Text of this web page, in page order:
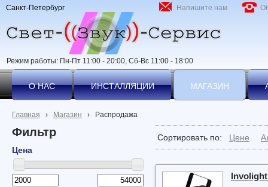
Режим работы: Пн-Пт 11:00 - 20:00, Сб-Вс 11:00 - 18:00
Напишите нам
Санкт-Петербург
О НАС ИНСТАЛЛЯЦИИ МАГАЗИН
Главная › Магазин › Распродажа
Фильтр
Цена
Сортировать по: Цене